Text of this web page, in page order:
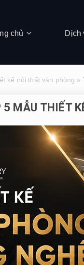
chủ Dịch
kế nội thất văn phòng »
5 MẪU THIẾT